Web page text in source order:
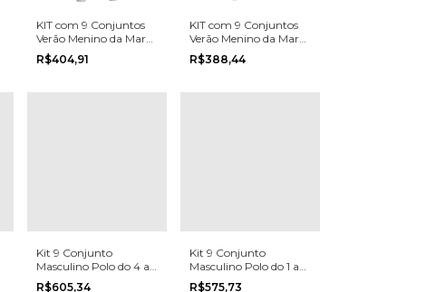
KIT com 9 Conjuntos
Verão Menino da Marca
Fakini na grade do 4 ao
10
R$404,91
KIT com 9 Conjuntos
Verão Menino da Marca
Kyly na grade do 4 ao
8
R$388,44
Kit 9 Conjunto
Masculino Polo do 4 ao
8 Angero Primavera
R$605,34
Kit 9 Conjunto
Masculino Polo do 1 ao
3 Primavera Verão
R$575,73